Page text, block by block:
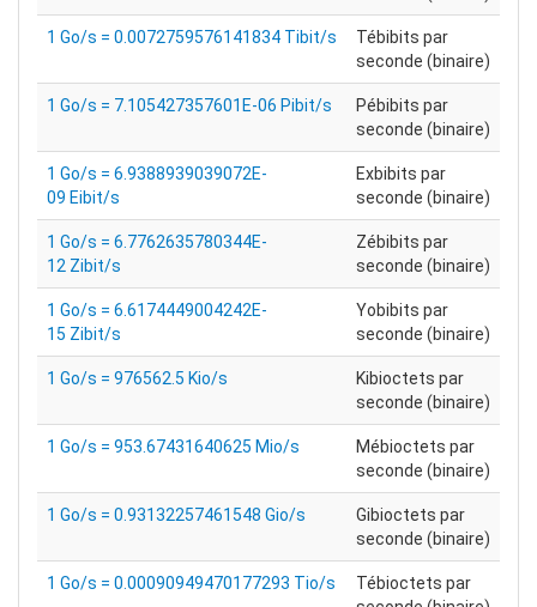
1 Go/s = 0.0072759576141834 Tibit/s
Tébibits par
seconde (binaire)
1 Go/s = 7.105427357601E-06 Pibit/s
Pébibits par
seconde (binaire)
1 Go/s = 6.9388939039072E-
09 Eibit/s
Exbibits par
seconde (binaire)
1 Go/s = 6.7762635780344E-
12 Zibit/s
Zébibits par
seconde (binaire)
1 Go/s = 6.6174449004242E-
15 Zibit/s
Yobibits par
seconde (binaire)
1 Go/s = 976562.5 Kio/s
Kibioctets par
seconde (binaire)
1 Go/s = 953.67431640625 Mio/s
Mébioctets par
seconde (binaire)
1 Go/s = 0.93132257461548 Gio/s
Gibioctets par
seconde (binaire)
1 Go/s = 0.00090949470177293 Tio/s
Tébioctets par